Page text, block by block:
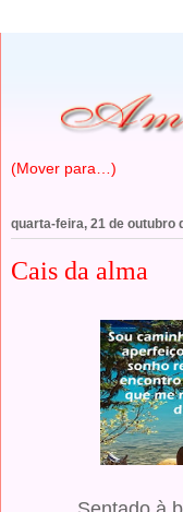
quarta-feira, 21 de outubro
Cais da alma